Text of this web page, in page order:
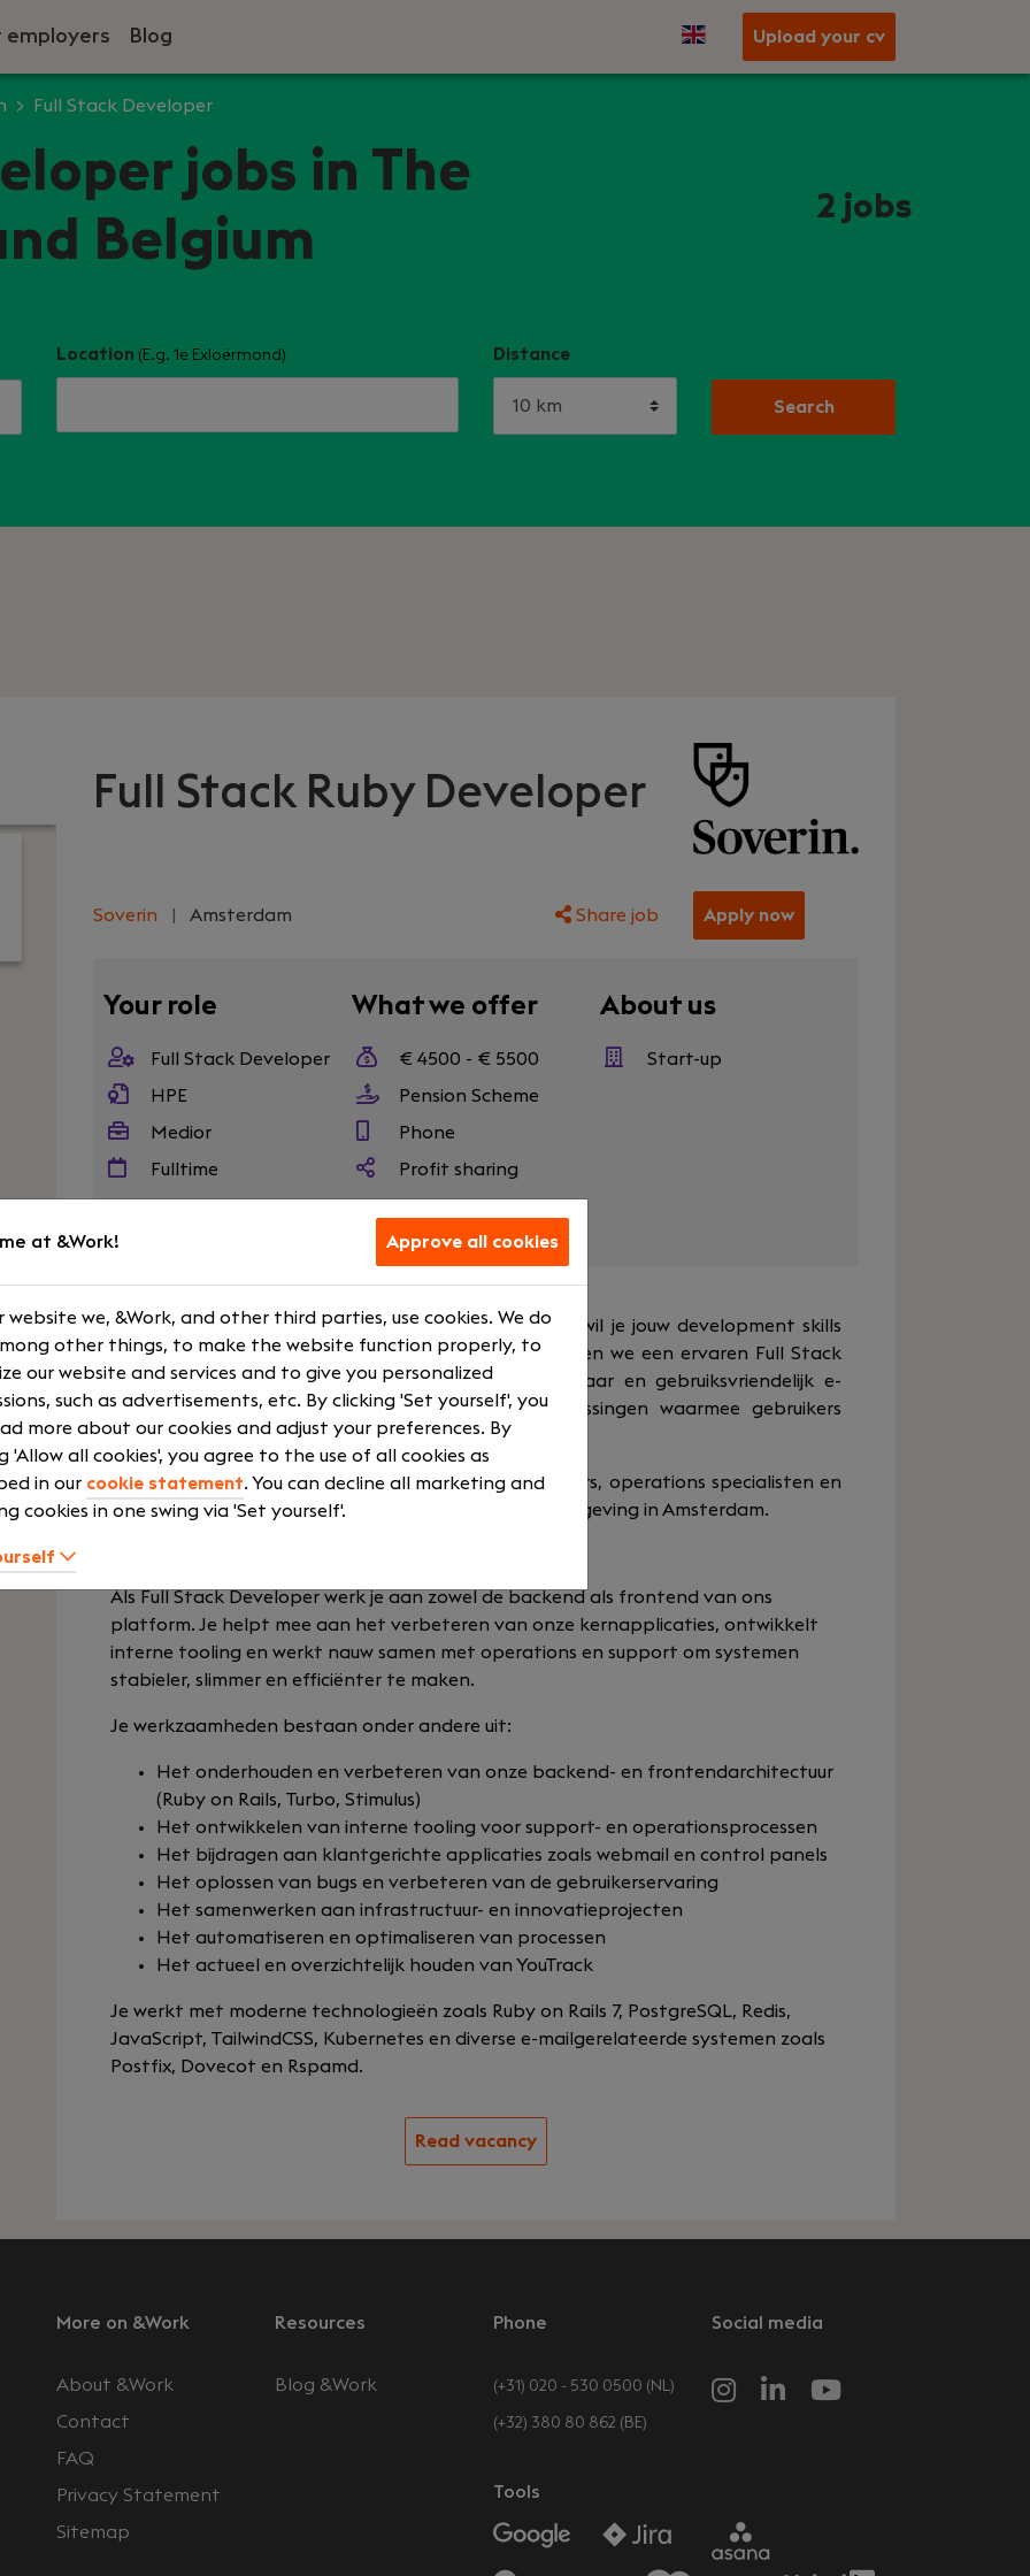
employers Blog Upload your cv
Full Stack Developer
jobs in The
Belgium
2 jobs
Location (E.g. 1e Exloërmond) Distance
Search
Full Stack Ruby Developer
Soverin Amsterdam Share job Apply now
Your role
Full Stack Developer
HPE
Medior
Fulltime
What we offer
€ 4500 - € 5500
Pension Scheme
Phone
Profit sharing
About us
Start-up
Geloof jij in een eerlijk en privacygericht internet en wil je jouw development skills
inzetten om écht impact te maken? Bij Soverin zoeken we een ervaren Full Stack
Developer die wil bijdragen aan een veilig, schaalbaar en gebruiksvriendelijk e-
mailplatform. Je werkt mee aan innovatieve oplossingen waarmee gebruikers
volledige controle houden over hun digitale privacy.
Je komt terecht in een ambitieus team van developers, operations specialisten en
privacyfanaten binnen een internationale startupomgeving in Amsterdam.
Als Full Stack Developer werk je aan zowel de backend als frontend van ons
platform. Je helpt mee aan het verbeteren van onze kernapplicaties, ontwikkelt
interne tooling en werkt nauw samen met operations en support om systemen
stabieler, slimmer en efficiënter te maken.
Je werkzaamheden bestaan onder andere uit:
Het onderhouden en verbeteren van onze backend- en frontendarchitectuur
(Ruby on Rails, Turbo, Stimulus)
Het ontwikkelen van interne tooling voor support- en operationsprocessen
Het bijdragen aan klantgerichte applicaties zoals webmail en control panels
Het oplossen van bugs en verbeteren van de gebruikerservaring
Het samenwerken aan infrastructuur- en innovatieprojecten
Het automatiseren en optimaliseren van processen
Het actueel en overzichtelijk houden van YouTrack
Je werkt met moderne technologieën zoals Ruby on Rails 7, PostgreSQL, Redis,
JavaScript, TailwindCSS, Kubernetes en diverse e-mailgerelateerde systemen zoals
Postfix, Dovecot en Rspamd.
Read vacancy
More on &Work
About &Work
Contact
FAQ
Privacy Statement
Sitemap
Resources
Blog &Work
Phone
(+31) 020 - 530 0500 (NL)
(+32) 380 80 862 (BE)
Social media
Tools
at &Work! Approve all cookies
website we, &Work, and other third parties, use cookies. We do
other things, to make the website function properly, to
our website and services and to give you personalized
such as advertisements, etc. By clicking 'Set yourself', you
more about our cookies and adjust your preferences. By
'Allow all cookies', you agree to the use of all cookies as
in our cookie statement. You can decline all marketing and
cookies in one swing via 'Set yourself'.